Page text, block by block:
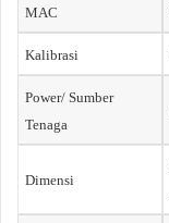
MAC
Kalibrasi
Power/ Sumber
Tenaga
Dimensi